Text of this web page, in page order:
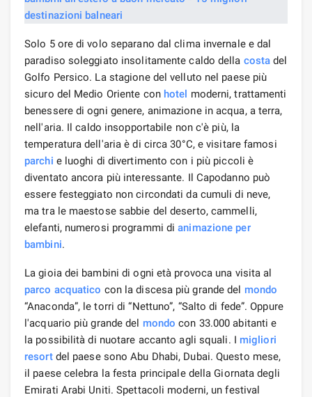
Solo 5 ore di volo separano dal clima invernale e dal
paradiso soleggiato insolitamente caldo della costa del
Golfo Persico. La stagione del velluto nel paese più
sicuro del Medio Oriente con hotel moderni, trattamenti
benessere di ogni genere, animazione in acqua, a terra,
nell'aria. Il caldo insopportabile non c'è più, la
temperatura dell'aria è di circa 30°C, e visitare famosi
parchi e luoghi di divertimento con i più piccoli è
diventato ancora più interessante. Il Capodanno può
essere festeggiato non circondati da cumuli di neve,
ma tra le maestose sabbie del deserto, cammelli,
elefanti, numerosi programmi dianimazione per
bambini.
La gioia dei bambini di ogni età provoca una visita al
parco acquatico con la discesa più grande del mondo
“Anaconda”, le torri di “Nettuno”, “Salto di fede”. Oppure
l'acquario più grande del mondo con 33.000 abitanti e
la possibilità di nuotare accanto agli squali. I migliori
resortdel paese sono Abu Dhabi, Dubai. Questo mese,
il paese celebra la festa principale della Giornata degli
Emirati Arabi Uniti. Spettacoli moderni, un festival